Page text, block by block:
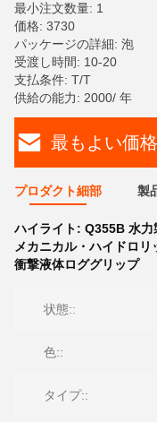
最小注文数量: 1
価格: 3730
パッケージの詳細: 泡
受渡し時間: 10-20
支払条件: T/T
供給の能力: 2000/ 年
最もよい価
プロダクト細部 製
ハイライト: Q355B 水力
メカニカル・ハイドロ
衝撃液体ロググリップ
状態::
色::
タイプ::